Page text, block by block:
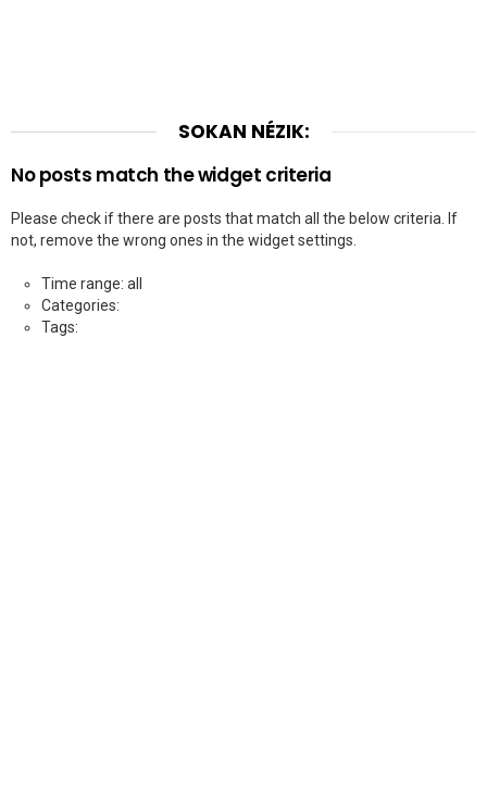
SOKAN NÉZIK:
No posts match the widget criteria
Please check if there are posts that match all the below criteria. If
not, remove the wrong ones in the widget settings.
Time range: all
Categories:
Tags: